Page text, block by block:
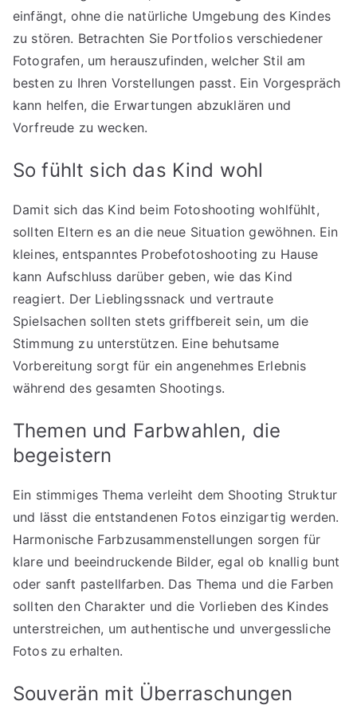
einfängt, ohne die natürliche Umgebung des Kindes
zu stören. Betrachten Sie Portfolios verschiedener
Fotografen, um herauszufinden, welcher Stil am
besten zu Ihren Vorstellungen passt. Ein Vorgespräch
kann helfen, die Erwartungen abzuklären und
Vorfreude zu wecken.
So fühlt sich das Kind wohl
Damit sich das Kind beim Fotoshooting wohlfühlt,
sollten Eltern es an die neue Situation gewöhnen. Ein
kleines, entspanntes Probefotoshooting zu Hause
kann Aufschluss darüber geben, wie das Kind
reagiert. Der Lieblingssnack und vertraute
Spielsachen sollten stets griffbereit sein, um die
Stimmung zu unterstützen. Eine behutsame
Vorbereitung sorgt für ein angenehmes Erlebnis
während des gesamten Shootings.
Themen und Farbwahlen, die
begeistern
Ein stimmiges Thema verleiht dem Shooting Struktur
und lässt die entstandenen Fotos einzigartig werden.
Harmonische Farbzusammenstellungen sorgen für
klare und beeindruckende Bilder, egal ob knallig bunt
oder sanft pastellfarben. Das Thema und die Farben
sollten den Charakter und die Vorlieben des Kindes
unterstreichen, um authentische und unvergessliche
Fotos zu erhalten.
Souverän mit Überraschungen